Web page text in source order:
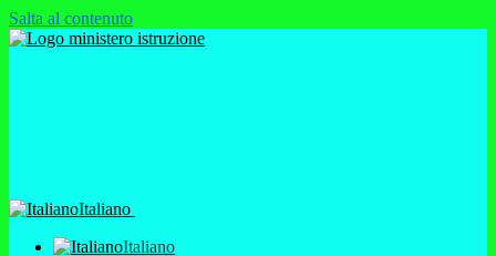
Salta al contenuto
Italiano
Italiano